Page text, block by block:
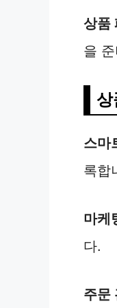
상품
을
상
스마
록합
마케
다.
주문